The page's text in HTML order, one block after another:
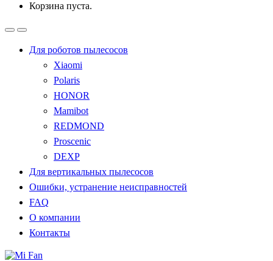
Корзина пуста.
Для роботов пылесосов
Xiaomi
Polaris
HONOR
Mamibot
REDMOND
Proscenic
DEXP
Для вертикальных пылесосов
Ошибки, устранение неисправностей
FAQ
О компании
Контакты